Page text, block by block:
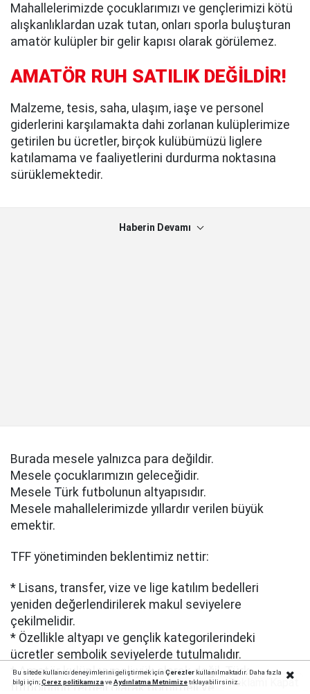
Mahallelerimizde çocuklarımızı ve gençlerimizi kötü
alışkanlıklardan uzak tutan, onları sporla buluşturan
amatör kulüpler bir gelir kapısı olarak görülemez.
AMATÖR RUH SATILIK DEĞİLDİR!
Malzeme, tesis, saha, ulaşım, iaşe ve personel
giderlerini karşılamakta dahi zorlanan kulüplerimize
getirilen bu ücretler, birçok kulübümüzü liglere
katılamama ve faaliyetlerini durdurma noktasına
sürüklemektedir.
Haberin Devamı
Burada mesele yalnızca para değildir.
Mesele çocuklarımızın geleceğidir.
Mesele Türk futbolunun altyapısıdır.
Mesele mahallelerimizde yıllardır verilen büyük
emektir.
TFF yönetiminden beklentimiz nettir:
* Lisans, transfer, vize ve lige katılım bedelleri
yeniden değerlendirilerek makul seviyelere
çekilmelidir.
* Özellikle altyapı ve gençlik kategorilerindeki
ücretler sembolik seviyelerde tutulmalıdır.
* Amatör kulüpler mali yük olarak değil, Türk
futbolunun temeli olarak görülmeli ve
Bu sitede kullanıcı deneyimlerini geliştirmek için Çerezlerkullanılmaktadır. Daha fazla
bilgi için;Çerez politikamızaveAydınlatma Metnimizetıklayabilirsiniz.Reklamı Kapat